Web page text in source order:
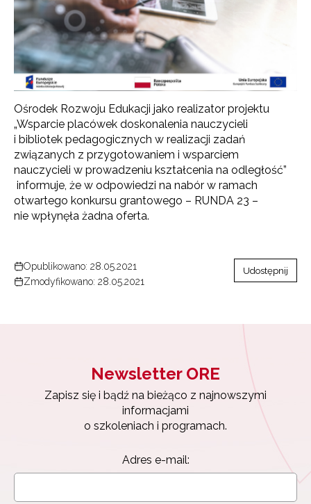
Ośrodek Rozwoju Edukacji jako realizator projektu
„Wsparcie placówek doskonalenia nauczycieli
i bibliotek pedagogicznych w realizacji zadań
związanych z przygotowaniem i wsparciem
nauczycieli w prowadzeniu kształcenia na odległość”
informuje, że w odpowiedzi na nabór w ramach
otwartego konkursu grantowego – RUNDA 23 –
nie wpłynęła żadna oferta.
Opublikowano: 28.05.2021
Zmodyfikowano: 28.05.2021
Udostępnij
Newsletter ORE
Zapisz się i bądź na bieżąco z najnowszymi
informacjami
o szkoleniach i programach.
Adres e-mail: